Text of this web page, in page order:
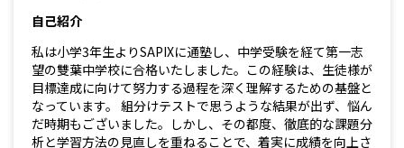
自己紹介
私は小学3年生よりSAPIXに通塾し、中学受験を経て第一志
望の雙葉中学校に合格いたしました。この経験は、生徒様が
目標達成に向けて努力する過程を深く理解するための基盤と
なっています。 組分けテストで思うような結果が出ず、悩ん
だ時期もございました。しかし、その都度、徹底的な課題分
析と学習方法の見直しを重ねることで、着実に成績を向上さ